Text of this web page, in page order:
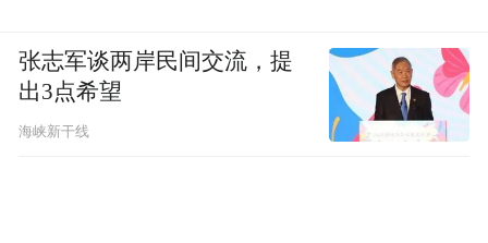
张志军谈两岸民间交流，提
出3点希望
海峡新干线